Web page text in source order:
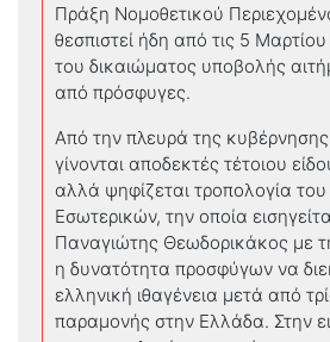
Πράξη Νομοθετικού
θεσπιστεί ήδη από τις 5
του δικαιώματος υποβολής
από πρόσφυγες.
Από την πλευρά της
γίνονται αποδεκτές τέτοιου
αλλά ψηφίζεται τροπολογία
Εσωτερικών, την οποία
Παναγιώτης Θεωδορικάκος με
η δυνατότητα προσφύγων να
ελληνική ιθαγένεια μετά από
παραμονής στην Ελλάδα. Στην